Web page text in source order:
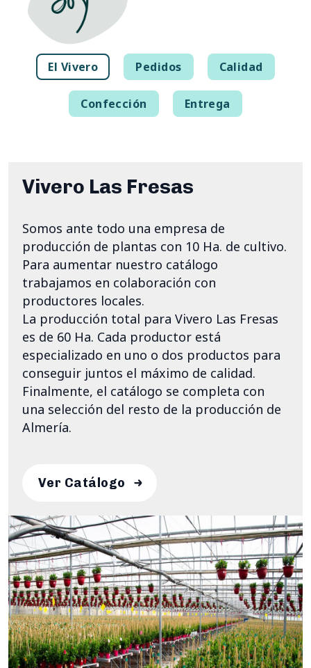
El Vivero Pedidos Calidad
Confección Entrega
Vivero Las Fresas
Somos ante todo una empresa de
producción de plantas con 10 Ha. de cultivo.
Para aumentar nuestro catálogo
trabajamos en colaboración con
productores locales.
La producción total para Vivero Las Fresas
es de 60 Ha. Cada productor está
especializado en uno o dos productos para
conseguir juntos el máximo de calidad.
Finalmente, el catálogo se completa con
una selección del resto de la producción de
Almería.
Ver Catálogo